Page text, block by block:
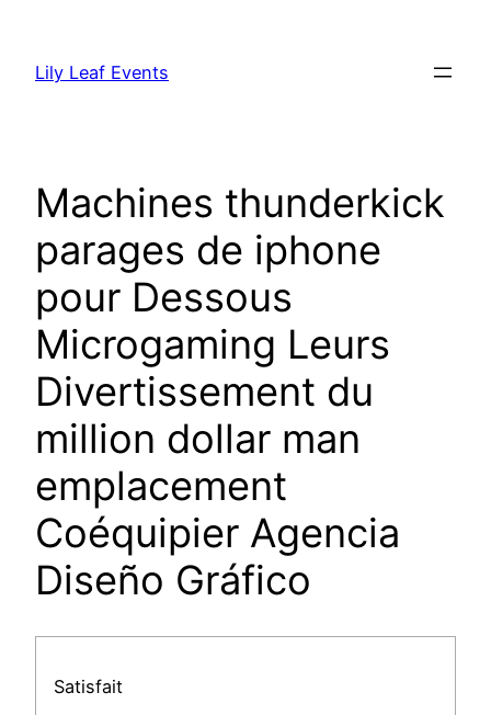
content
Lily Leaf Events
Machines thunderkick
parages de iphone
pour Dessous
Microgaming Leurs
Divertissement du
million dollar man
emplacement
Coéquipier Agencia
Diseño Gráfico
Satisfait